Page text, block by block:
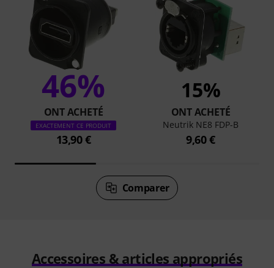
46%
ONT ACHETÉ
EXACTEMENT CE PRODUIT
13,90 €
15%
ONT ACHETÉ
Neutrik NE8 FDP-B
9,60 €
Comparer
Accessoires & articles appropriés